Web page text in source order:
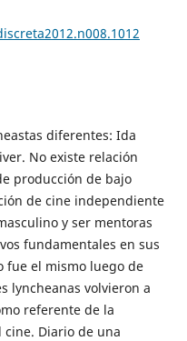
diferentes: Ida
No existe relación
producción de bajo
de cine independiente
y ser mentoras
fundamentales en sus
fue el mismo luego de
lyncheanas volvieron a
referente de la
Diario de una